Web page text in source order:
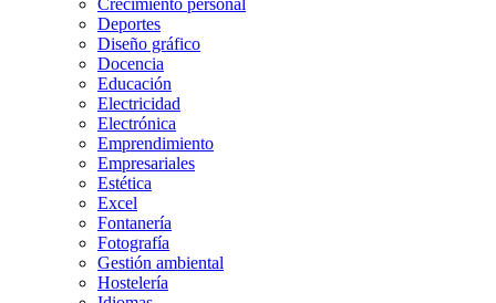
Crecimiento personal
Deportes
Diseño gráfico
Docencia
Educación
Electricidad
Electrónica
Emprendimiento
Empresariales
Estética
Excel
Fontanería
Fotografía
Gestión ambiental
Hostelería